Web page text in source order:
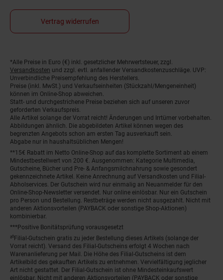
Vertrag widerrufen
Fußnoten
*Alle Preise in Euro (€) inkl. gesetzlicher Mehrwertsteuer, zzgl.
Versandkosten und zzgl. evtl. anfallender Versandkostenzuschläge. UVP:
Unverbindliche Preisempfehlung des Herstellers.
Preise (inkl. MwSt.) und Verkaufseinheiten (Stückzahl/Mengeneinheit)
können im Online-Shop abweichen.
Statt- und durchgestrichene Preise beziehen sich auf unseren zuvor
geforderten Verkaufspreis.
Alle Artikel solange der Vorrat reicht! Änderungen und Irrtümer vorbehalten.
Abbildungen ähnlich. Die abgebildeten Artikel können wegen des
begrenzten Angebots schon am ersten Tag ausverkauft sein.
Abgabe nur in haushaltsüblichen Mengen!
**15€ Rabatt im Netto Online-Shop auf das komplette Sortiment ab einem
Mindestbestellwert von 200 €. Ausgenommen: Kategorie Multimedia,
Gutscheine, Bücher und Pre- & Anfangsmilchnahrung sowie gesondert
gekennzeichnete Artikel. Keine Anrechnung auf Versandkosten und Filial-
Abholservices. Der Gutschein wird nur einmalig an Neuanmelder für den
Online-Shop-Newsletter versendet. Nur online einlösbar. Nur ein Gutschein
pro Person und Bestellung. Restbeträge werden nicht ausgezahlt. Nicht mit
anderen Aktionsvorteilen (PAYBACK oder sonstige Shop-Aktionen)
kombinierbar.
***Positive Bonitätsprüfung vorausgesetzt
²⁰Filial-Gutschein gratis zu jeder Bestellung dieses Artikels (solange der
Vorrat reicht). Versand des Filial-Gutscheins erfolgt 4 Wochen nach
Warenanlieferung per Mail. Die Höhe des Filial-Gutscheins ist dem
Artikelbild des gekauften Artikels zu entnehmen. Vervielfältigung jeglicher
Art nicht gestattet. Der Filial-Gutschein ist ohne Mindesteinkaufswert
einlösbar. Nicht mit anderen Aktionsvorteilen (PAYBACK oder sonstige